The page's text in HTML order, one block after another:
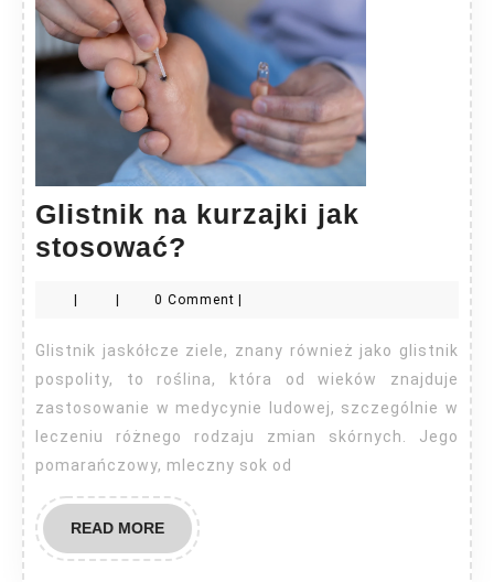
Glistnik na kurzajki jak
stosować?
kurzajki
jak
stosować?
0 Comment
Glistnik jaskółcze ziele, znany również jako glistnik
pospolity, to roślina, która od wieków znajduje
zastosowanie w medycynie ludowej, szczególnie w
leczeniu różnego rodzaju zmian skórnych. Jego
pomarańczowy, mleczny sok od
READ MOREREAD
MORE